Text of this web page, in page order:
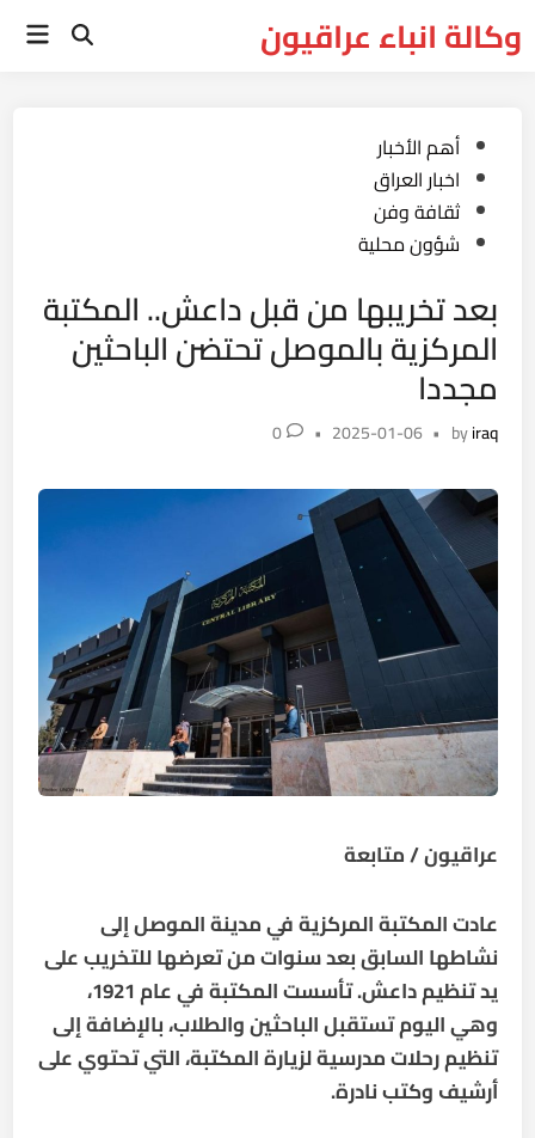
toوكالة انباء عراقيون Open
Posted
in
أهم الأخبار
اخبار العراق
ثقافة وفن
شؤون محلية
بعد تخريبها من قبل داعش.. المكتبة
المركزية بالموصل تحتضن الباحثين
مجددا
byiraq
•
2025-01-06
•
0
عراقيون / متابعة
عادت المكتبة المركزية في مدينة الموصل إلى
نشاطها السابق بعد سنوات من تعرضها للتخريب على
يد تنظيم داعش. تأسست المكتبة في عام 1921،
وهي اليوم تستقبل الباحثين والطلاب، بالإضافة إلى
تنظيم رحلات مدرسية لزيارة المكتبة، التي تحتوي على
أرشيف وكتب نادرة.